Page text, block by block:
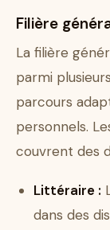
Filière
La filière
parmi
parcours
personnels.
couvrent des
Littéraire :
dans des